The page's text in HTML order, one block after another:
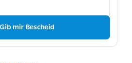
Gib mir Bescheid